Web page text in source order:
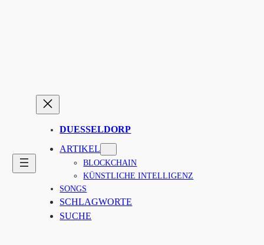
DUESSELDORP
ARTIKEL
BLOCKCHAIN
KÜNSTLICHE INTELLIGENZ
SONGS
SCHLAGWORTE
SUCHE